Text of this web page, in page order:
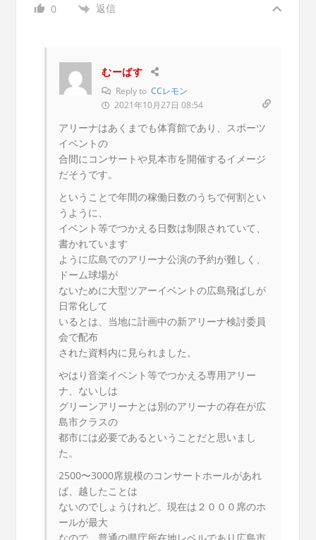
0 返信
むーばす
Reply to CCレモン
2021年10月27日 08:54
アリーナはあくまでも体育館であり、スポーツ
イベントの
合間にコンサートや見本市を開催するイメージ
だそうです。
ということで年間の稼働日数のうちで何割とい
うように、
イベント等でつかえる日数は制限されていて、
書かれています
ように広島でのアリーナ公演の予約が難しく、
ドーム球場が
ないために大型ツアーイベントの広島飛ばしが
日常化して
いるとは、当地に計画中の新アリーナ検討委員
会で配布
された資料内に見られました。
やはり音楽イベント等でつかえる専用アリー
ナ、ないしは
グリーンアリーナとは別のアリーナの存在が広
島市クラスの
都市には必要であるということだと思いまし
た。
2500〜3000席規模のコンサートホールがあれ
ば、越したことは
ないのでしょうけれど。現在は２０００席のホ
ールが最大